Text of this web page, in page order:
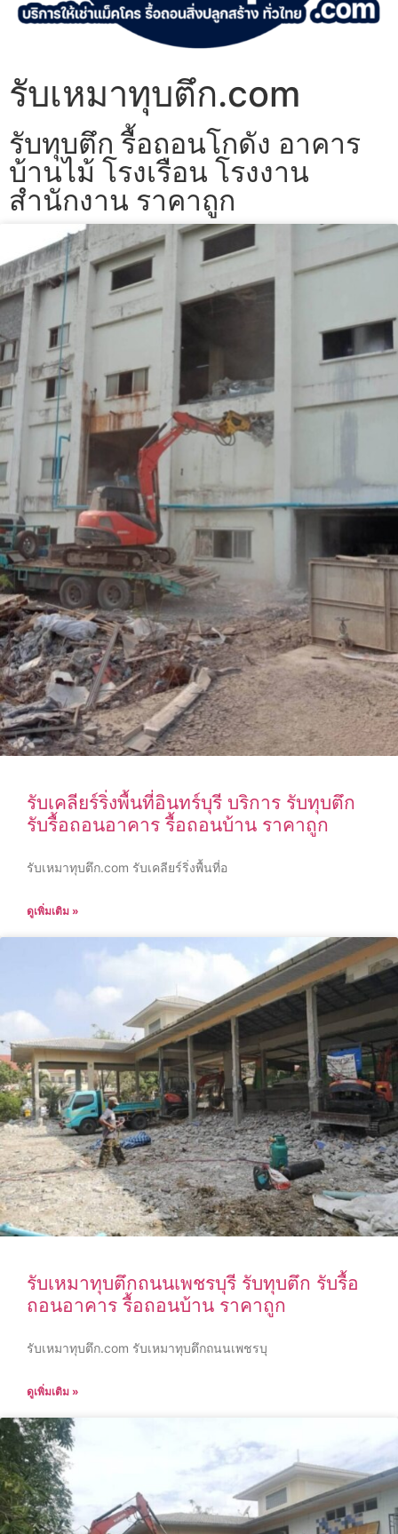
รับเหมาทุบตึก.com
รับทุบตึก รื้อถอนโกดัง อาคาร
บ้านไม้ โรงเรือน โรงงาน
สำนักงาน ราคาถูก
รับเคลียร์ริ่งพื้นที่อินทร์บุรี บริการ รับทุบตึก
รับรื้อถอนอาคาร รื้อถอนบ้าน ราคาถูก
รับเหมาทุบตึก.com รับเคลียร์ริ่งพื้นที่อ
ดูเพิ่มเติม »
รับเหมาทุบตึกถนนเพชรบุรี รับทุบตึก รับรื้อ
ถอนอาคาร รื้อถอนบ้าน ราคาถูก
รับเหมาทุบตึก.com รับเหมาทุบตึกถนนเพชรบุ
ดูเพิ่มเติม »